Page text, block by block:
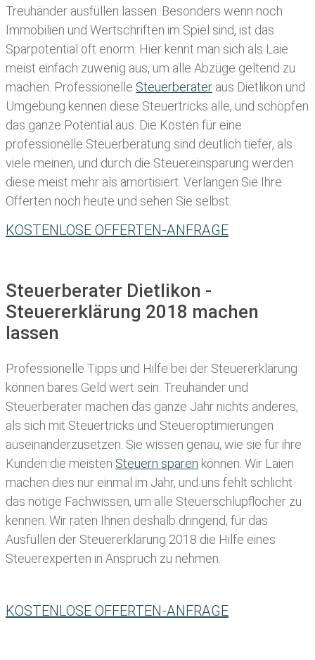
Treuhänder ausfüllen lassen . Besonders wenn noch
Immobilien und Wertschriften im Spiel sind, ist das
Sparpotential oft enorm. Hier kennt man sich als Laie
meist einfach zuwenig aus, um alle Abzüge geltend zu
machen. Professionelle Steuerberater aus Dietlikon und
Umgebung kennen diese Steuertricks alle, und schöpfen
das ganze Potential aus. Die Kosten für eine
professionelle Steuerberatung sind deutlich tiefer, als
viele meinen, und durch die Steuereinsparung werden
diese meist mehr als amortisiert. Verlangen Sie Ihre
Offerten noch heute und sehen Sie selbst:
KOSTENLOSE OFFERTEN-ANFRAGE
Steuerberater Dietlikon -
Steuererklärung 2018 machen
lassen
Professionelle Tipps und Hilfe bei der Steuererklärung
können bares Geld wert sein. Treuhänder und
Steuerberater machen das ganze Jahr nichts anderes,
als sich mit Steuertricks und Steueroptimierungen
auseinanderzusetzen. Sie wissen genau, wie sie für ihre
Kunden die meisten Steuern sparen können. Wir Laien
machen dies nur einmal im Jahr, und uns fehlt schlicht
das nötige Fachwissen, um alle Steuerschlupflöcher zu
kennen. Wir raten Ihnen deshalb dringend, für das
Ausfüllen der Steuererklärung 2018 die Hilfe eines
Steuerexperten in Anspruch zu nehmen.
KOSTENLOSE OFFERTEN-ANFRAGE